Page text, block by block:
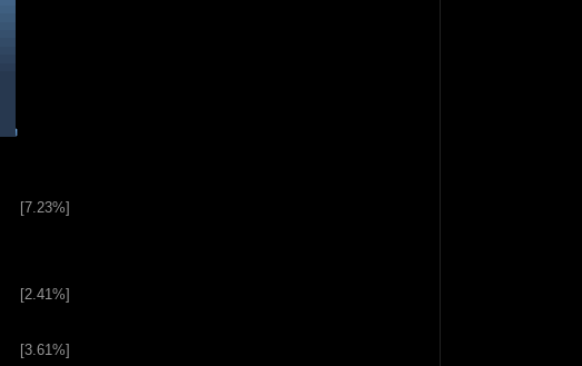
[7.23%]
[2.41%]
[3.61%]